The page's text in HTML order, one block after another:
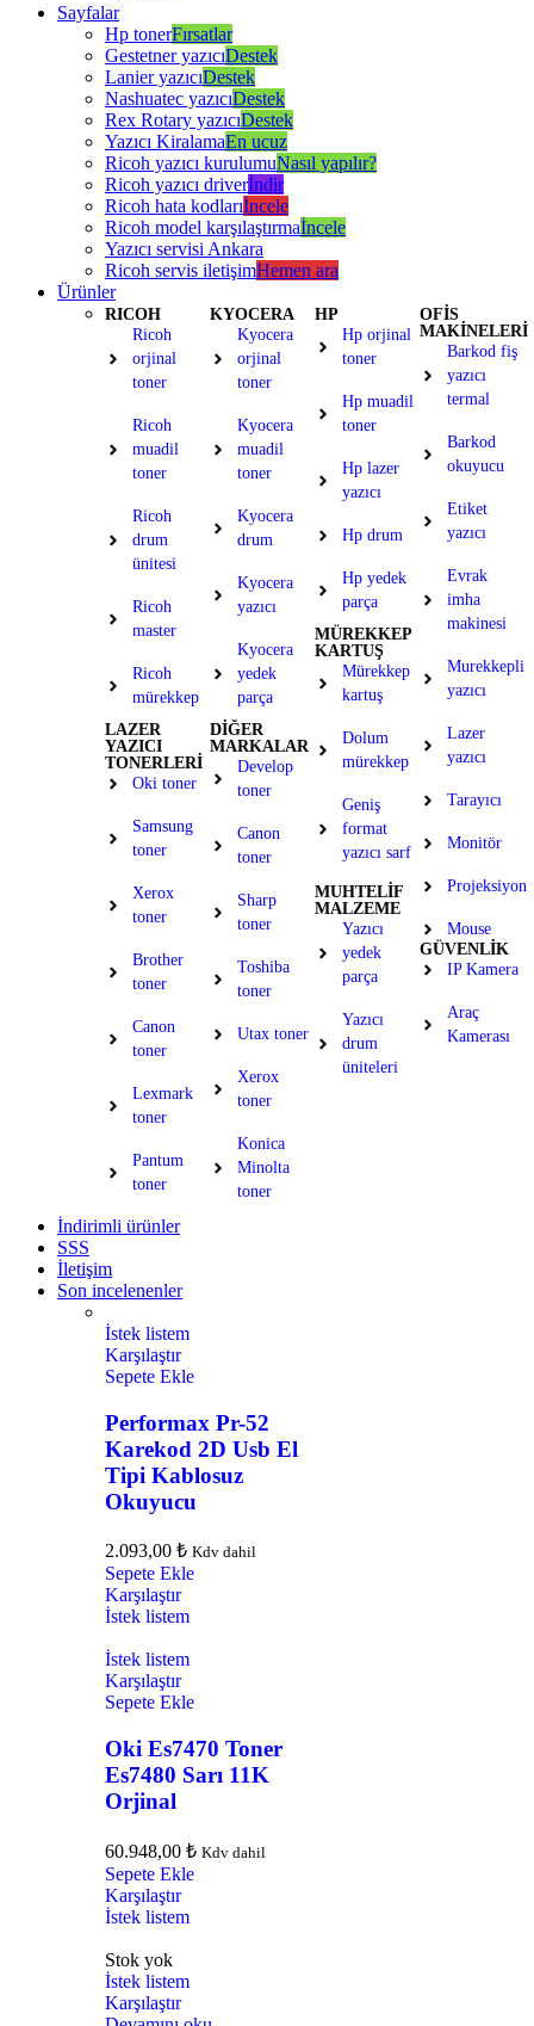
Sayfalar
Hp tonerFırsatlar
Gestetner yazıcıDestek
Lanier yazıcıDestek
Nashuatec yazıcıDestek
Rex Rotary yazıcıDestek
Yazıcı KiralamaEn ucuz
Ricoh yazıcı kurulumuNasıl yapılır?
Ricoh yazıcı driverİndir
Ricoh hata kodlarıİncele
Ricoh model karşılaştırmaİncele
Yazıcı servisi Ankara
Ricoh servis iletişimHemen ara
Ürünler
RICOH
Ricoh
orjinal
toner
Ricoh
muadil
toner
Ricoh
drum
ünitesi
Ricoh
master
Ricoh
mürekkep
LAZER
YAZICI
TONERLERİ
Oki toner
Samsung
toner
Xerox
toner
Brother
toner
Canon
toner
Lexmark
toner
Pantum
toner
KYOCERA
Kyocera
orjinal
toner
Kyocera
muadil
toner
Kyocera
drum
Kyocera
yazıcı
Kyocera
yedek
parça
DİĞER
MARKALAR
Develop
toner
Canon
toner
Sharp
toner
Toshiba
toner
Utax toner
Xerox
toner
Konica
Minolta
toner
HP
Hp orjinal
toner
Hp muadil
toner
Hp lazer
yazıcı
Hp drum
Hp yedek
parça
MÜREKKEP
KARTUŞ
Mürekkep
kartuş
Dolum
mürekkep
Geniş
format
yazıcı sarf
MUHTELİF
MALZEME
Yazıcı
yedek
parça
Yazıcı
drum
üniteleri
OFİS
MAKİNELERİ
Barkod fiş
yazıcı
termal
Barkod
okuyucu
Etiket
yazıcı
Evrak
imha
makinesi
Murekkepli
yazıcı
Lazer
yazıcı
Tarayıcı
Monitör
Projeksiyon
Mouse
GÜVENLİK
IP Kamera
Araç
Kamerası
İndirimli ürünler
SSS
İletişim
Son incelenenler
İstek listem
Karşılaştır
Sepete Ekle
Performax Pr-52
Karekod 2D Usb El
Tipi Kablosuz
Okuyucu
2.093,00 ₺ Kdv dahil
Sepete Ekle
Karşılaştır
İstek listem
İstek listem
Karşılaştır
Sepete Ekle
Oki Es7470 Toner
Es7480 Sarı 11K
Orjinal
60.948,00 ₺ Kdv dahil
Sepete Ekle
Karşılaştır
İstek listem
Stok yok
İstek listem
Karşılaştır